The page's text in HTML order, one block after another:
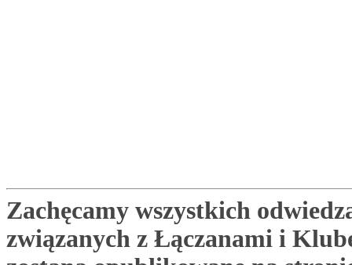
Zachęcamy wszystkich
związanych z Łączanami i